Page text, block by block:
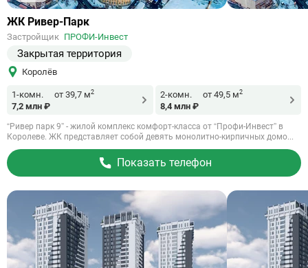
Ссылка
объект
ЖК Ривер-Парк
Застройщик ПРОФИ-Инвест
Закрытая территория
Королёв
1-комн. от 39,7 м2
7,2 млн ₽
2-комн. от 49,5 м2
8,4 млн ₽
“Ривер парк 9” - жилой комплекс комфорт-класса от “Профи-Инвест” в
Королеве. ЖК представляет собой девять монолитно-кирпичных домо...
Показать телефон